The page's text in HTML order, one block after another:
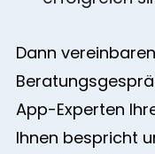
Dann
App-Experten
Ihnen bespricht